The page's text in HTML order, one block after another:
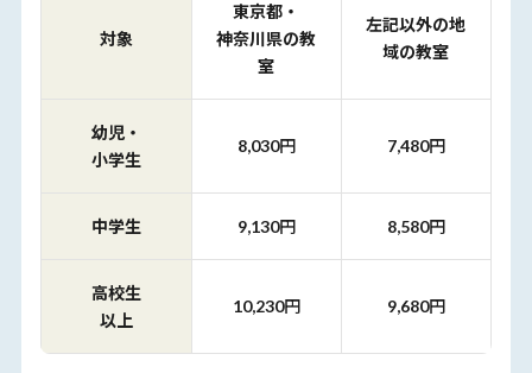
対象
東京都・
神奈川県の教
室
左記以外の地
域の教室
幼児・
小学生
8,030円 7,480円
中学生 9,130円 8,580円
高校生
以上
10,230円 9,680円